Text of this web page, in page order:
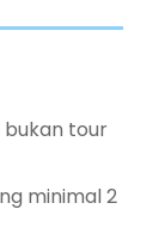
bukan tour
minimal 2